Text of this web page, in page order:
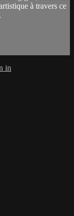
à travers ce
in